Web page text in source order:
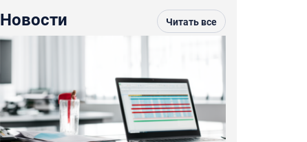
Новости Читать все